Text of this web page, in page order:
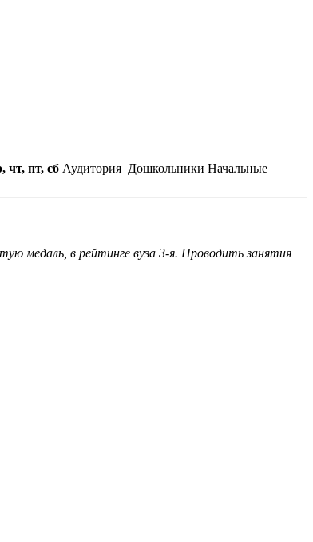
чт, пт, сб Аудитория Дошкольники Начальные
медаль, в рейтинге вуза 3-я. Проводить занятия